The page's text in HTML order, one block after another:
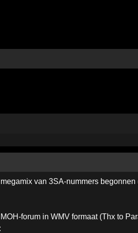
van 3SA-nummers
forum in WMV formaat (Thx to